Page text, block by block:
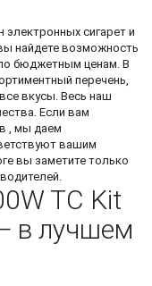
электронных сигарет и
найдете возможность
бюджетным ценам. В
перечень,
вкусы. Весь наш
Если вам
, мы даем
вашим
вы заметите только
TC Kit
в лучшем